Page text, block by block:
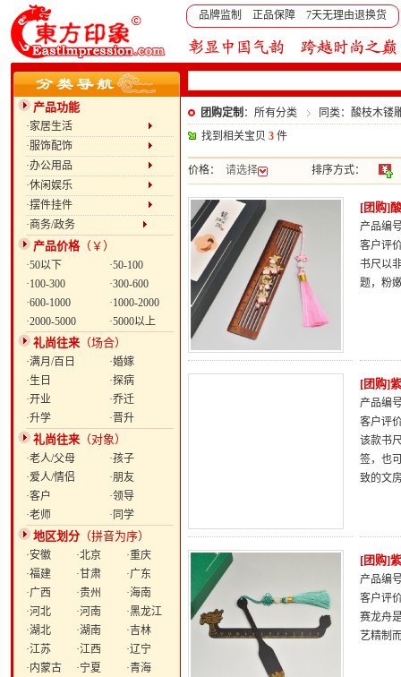
品牌监制 正品保障 7天无理由退换货
产品功能
·家居生活
·服饰配饰
·办公用品
·休闲娱乐
·摆件挂件
·商务/政务
产品价格（￥）
·50以下
·50-100
·100-300
·300-600
·600-1000
·1000-2000
·2000-5000
·5000以上
礼尚往来 （场合）
·满月/百日
·婚嫁
·生日
·探病
·开业
·乔迁
·升学
·晋升
礼尚往来 （对象）
·老人/父母
·孩子
·爱人/情侣
·朋友
·客户
·领导
·老师
·同学
地区划分 （拼音为序）
·安徽 ·北京
·重庆
·福建
·甘肃
·广东
·广西
·贵州
·海南
·河北
·河南
·黑龙江
·湖北
·湖南
·吉林
·江苏
·江西
·辽宁
·内蒙古
·宁夏
·青海
团购定制 ：所有分类
同类：酸枝木镂
找到相关宝贝 3 件
价格： 请选择 排序方式：
[团购]
产品编
客户评
书尺以
题，粉
[团购]
产品编
客户评
该款书
签，也
致的文
[团购]
产品编
客户评
赛龙舟
艺精制